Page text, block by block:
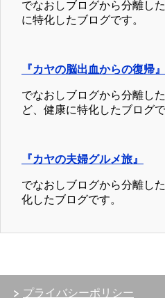
でなおしブログから分離し
に特化したブログです。
『カヤの脳出血からの復帰』
でなおしブログから分離し
ど、健康に特化したブログで
『カヤの夫婦グルメ旅』
でなおしブログから分離し
化したブログです。
プライバシーポリシー